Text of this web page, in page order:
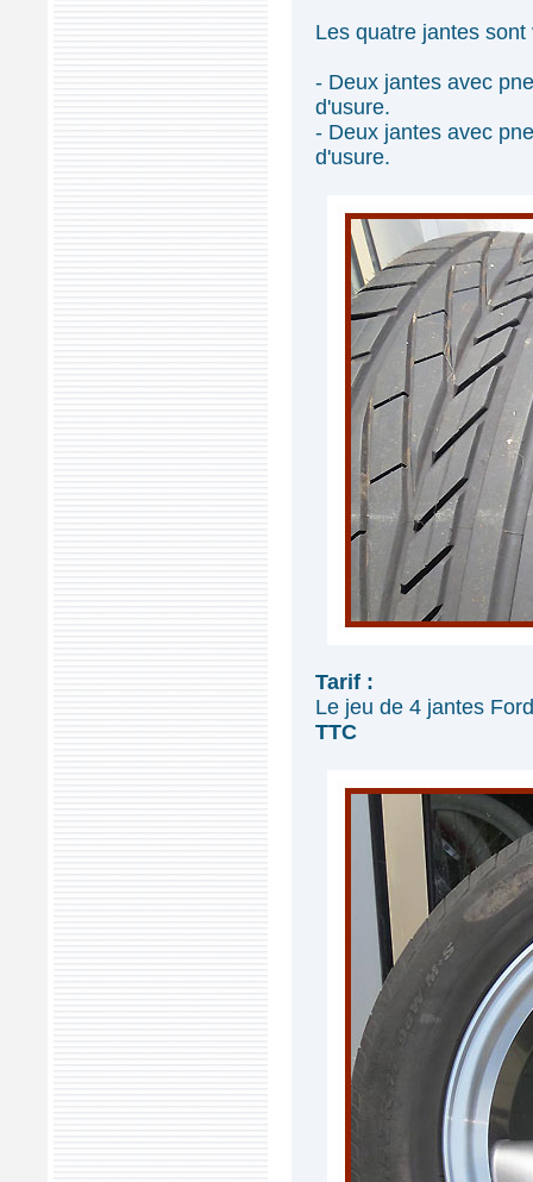
Les quatre jantes
- Deux jantes avec
d'usure.
- Deux jantes avec
d'usure.
Tarif :
Le jeu de 4 jantes
TTC